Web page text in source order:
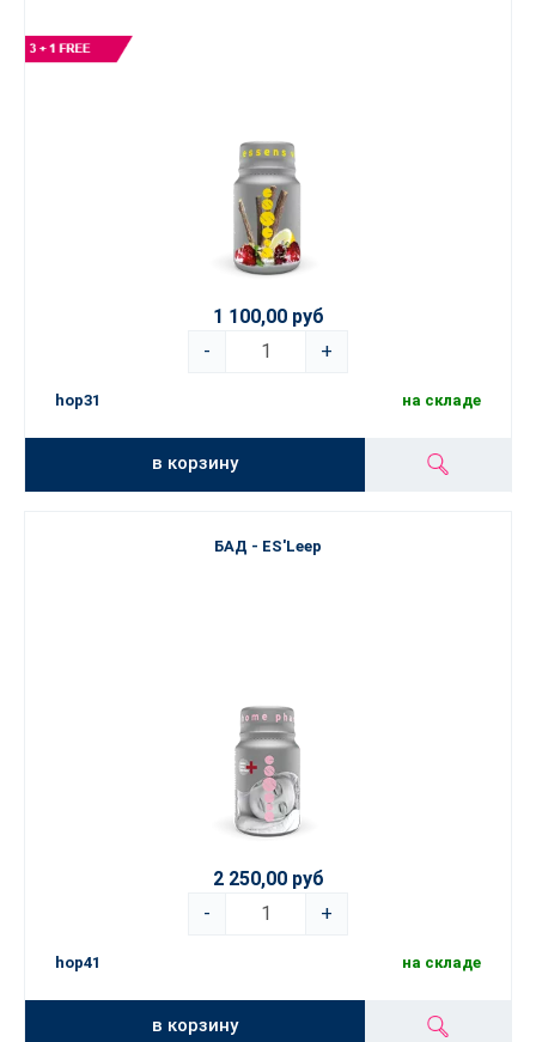
1 100,00 руб
-
+
hop31 на складе
в корзину
БАД - ES'Leep
2 250,00 руб
-
+
hop41 на складе
в корзину